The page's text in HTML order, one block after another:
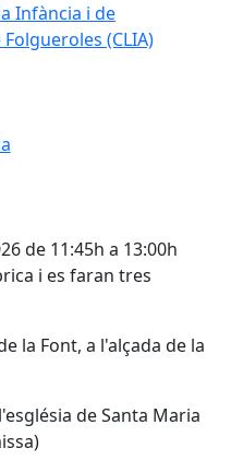
Infància i de
(CLIA)
de 11:45h a 13:00h
i es faran tres
la Font, a l'alçada de la
de Santa Maria